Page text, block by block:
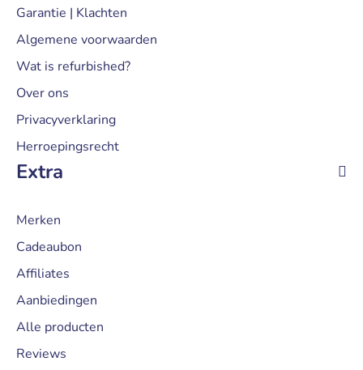
Garantie | Klachten
Algemene voorwaarden
Wat is refurbished?
Over ons
Privacyverklaring
Herroepingsrecht
Extra
Merken
Cadeaubon
Affiliates
Aanbiedingen
Alle producten
Reviews